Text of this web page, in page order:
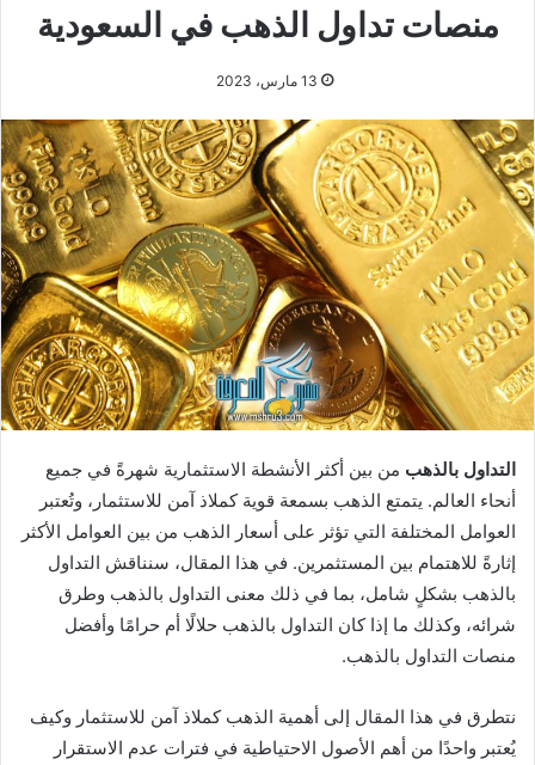
منصات تداول الذهب في السعودية
13 مارس، 2023
التداول بالذهب من بين أكثر الأنشطة الاستثمارية شهرةً في جميع
أنحاء العالم. يتمتع الذهب بسمعة قوية كملاذ آمن للاستثمار، وتُعتبر
العوامل المختلفة التي تؤثر على أسعار الذهب من بين العوامل الأكثر
إثارةً للاهتمام بين المستثمرين. في هذا المقال، سنناقش التداول
بالذهب بشكلٍ شامل، بما في ذلك معنى التداول بالذهب وطرق
شرائه، وكذلك ما إذا كان التداول بالذهب حلالًا أم حرامًا وأفضل
منصات التداول بالذهب.
نتطرق في هذا المقال إلى أهمية الذهب كملاذ آمن للاستثمار وكيف
يُعتبر واحدًا من أهم الأصول الاحتياطية في فترات عدم الاستقرار